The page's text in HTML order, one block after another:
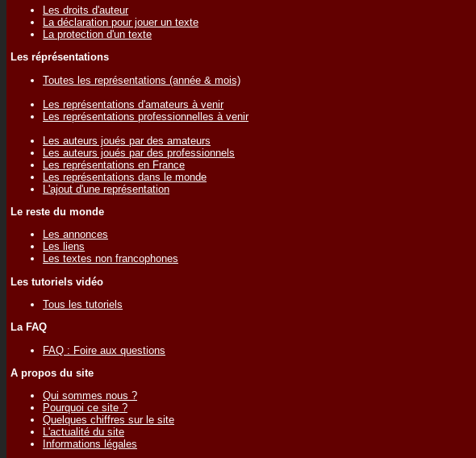
Les droits d'auteur
La déclaration pour jouer un texte
La protection d'un texte
Les réprésentations
Toutes les représentations (année & mois)
Les représentations d'amateurs à venir
Les représentations professionnelles à venir
Les auteurs joués par des amateurs
Les auteurs joués par des professionnels
Les représentations en France
Les représentations dans le monde
L'ajout d'une représentation
Le reste du monde
Les annonces
Les liens
Les textes non francophones
Les tutoriels vidéo
Tous les tutoriels
La FAQ
FAQ : Foire aux questions
A propos du site
Qui sommes nous ?
Pourquoi ce site ?
Quelques chiffres sur le site
L'actualité du site
Informations légales